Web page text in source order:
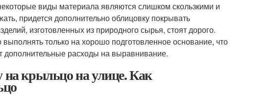
виды материала являются слишком скользкими и
придется дополнительно облицовку покрывать
изготовленных из природного сырья, стоят дорого.
только на хорошо подготовленное основание, что
дополнительные расходы на выравнивание.
крыльцо на улице. Как